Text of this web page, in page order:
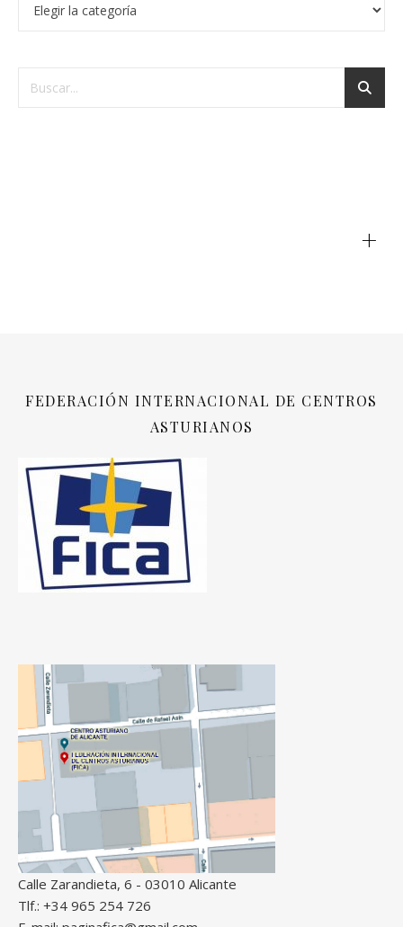
+
FEDERACIÓN INTERNACIONAL DE CENTROS
ASTURIANOS
Calle Zarandieta, 6 - 03010 Alicante
Tlf.: +34 965 254 726